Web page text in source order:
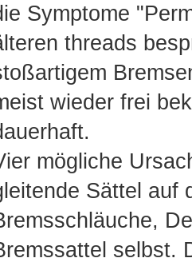
Symptome
threads
wieder frei
mögliche
Sättel auf
selbst.